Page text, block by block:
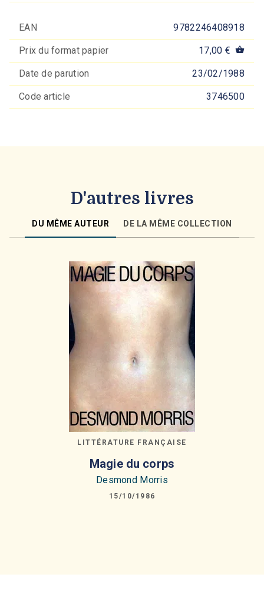
EAN 9782246408918
Prix du format papier 17,00 € shopping_basket
Date de parution 23/02/1988
Code article 3746500
D'autres livres
DU MÊME AUTEUR DE LA MÊME COLLECTION
LITTÉRATURE FRANÇAISE
Magie du corps
Desmond Morris
15/10/1986